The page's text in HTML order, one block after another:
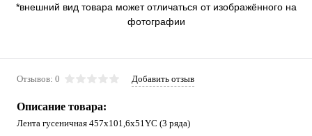
*внешний вид товара может отличаться от изображённого на
фотографии
Отзывов: 0 Добавить отзыв
Описание товара:
Лента гусеничная 457x101,6x51YC (3 ряда)